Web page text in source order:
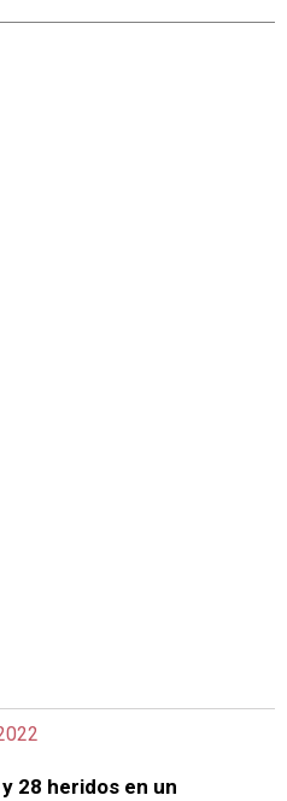
28 heridos en un